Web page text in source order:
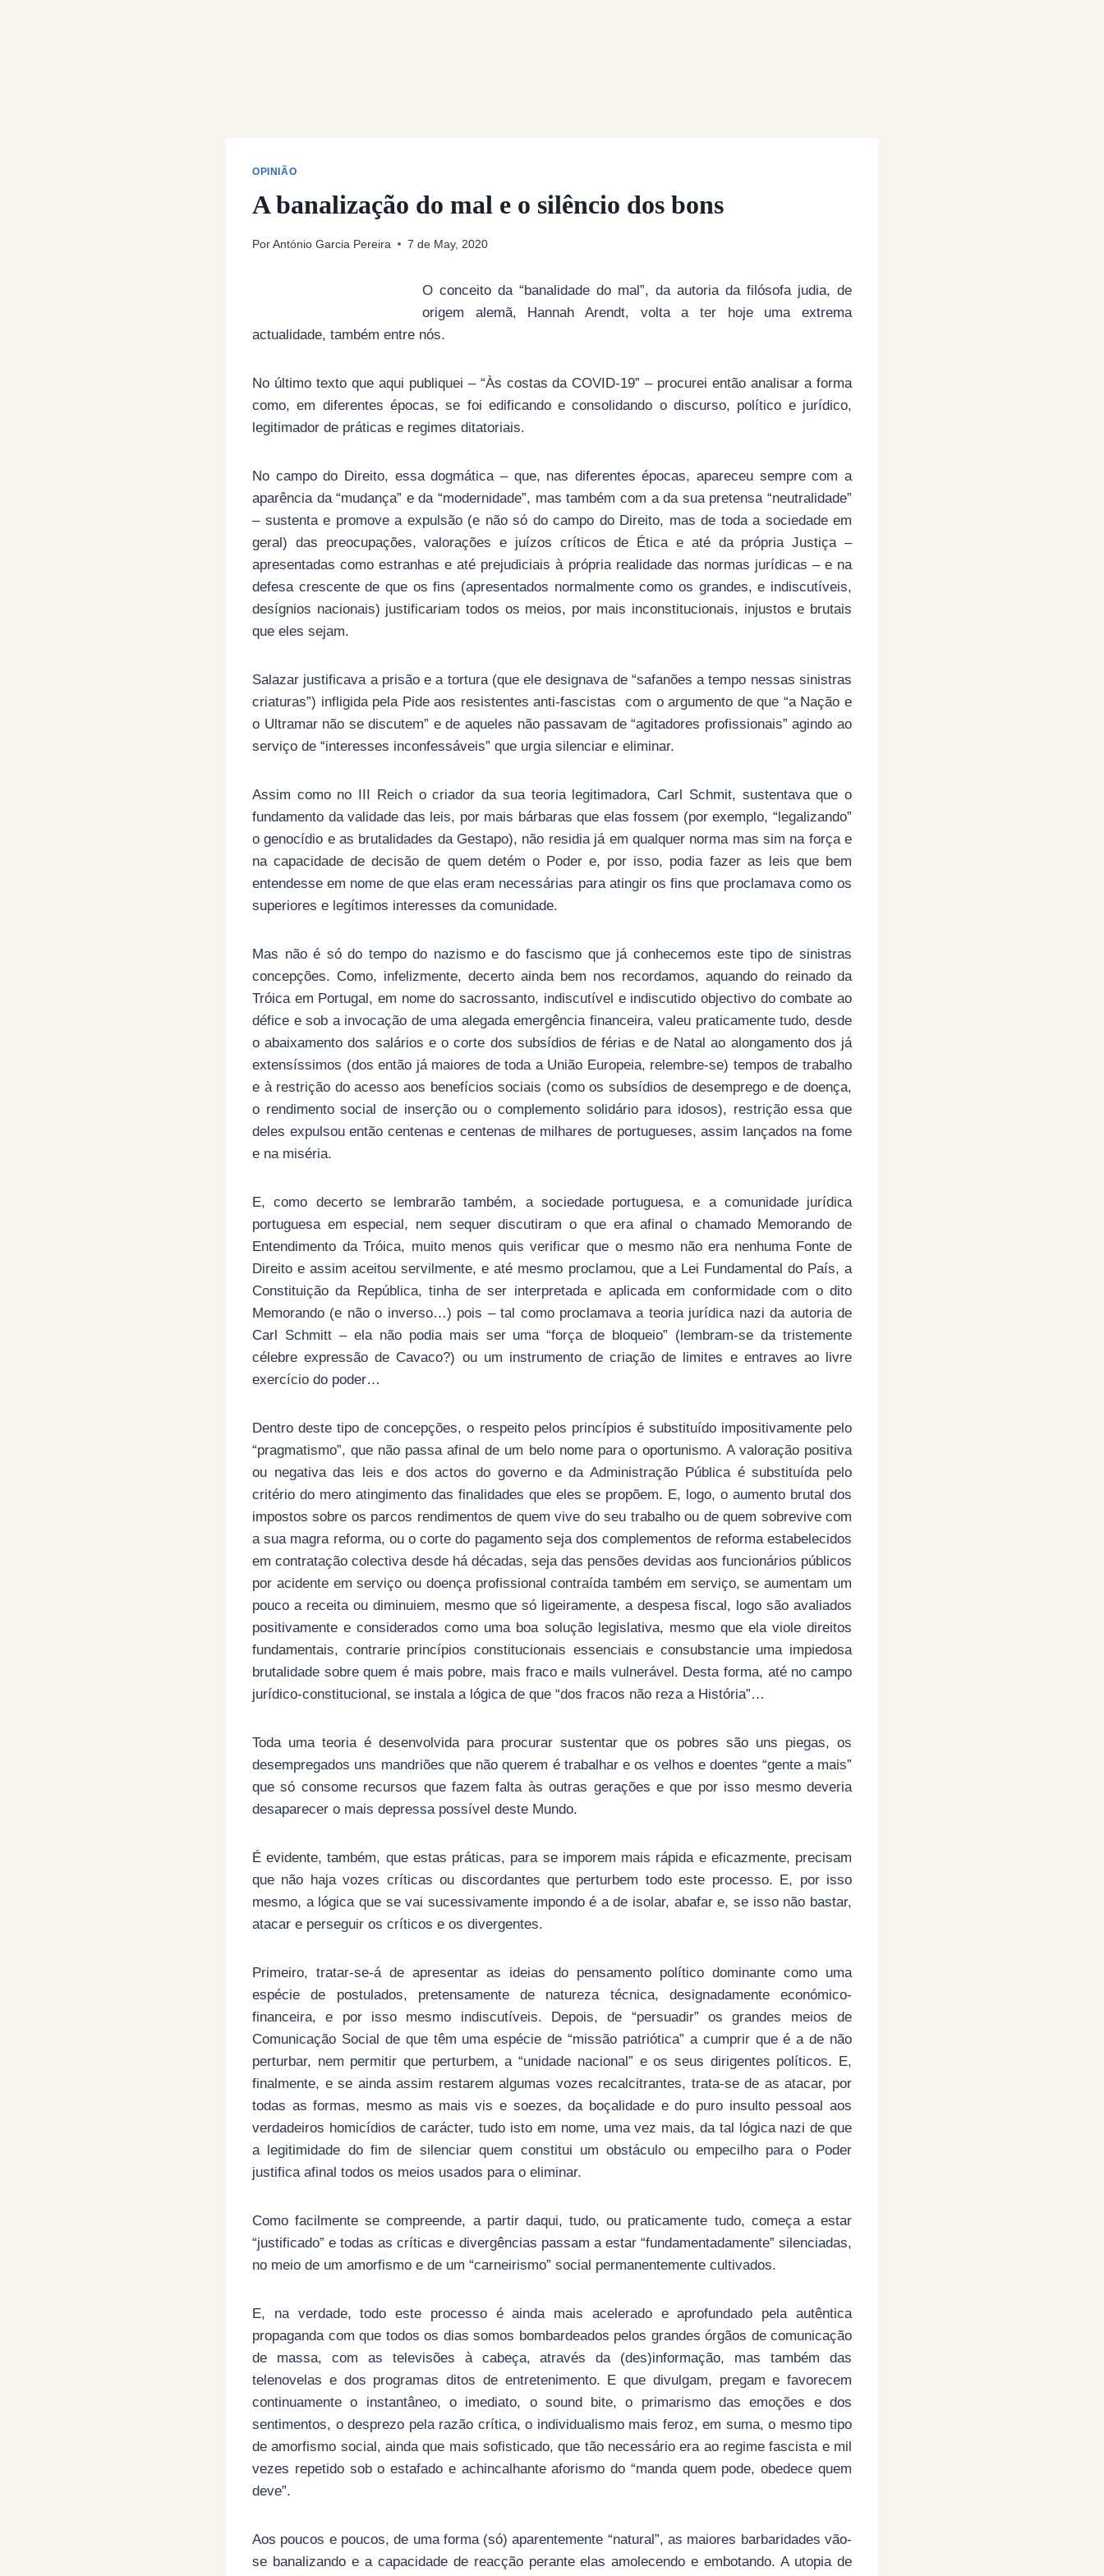
OPINIÃO
A banalização do mal e o silêncio dos bons
Por António Garcia Pereira 7 de May, 2020
O conceito da “banalidade do mal”, da autoria da filósofa judia, de
origem alemã, Hannah Arendt, volta a ter hoje uma extrema
actualidade, também entre nós.
No último texto que aqui publiquei – “Às costas da COVID-19” – procurei então analisar a forma
como, em diferentes épocas, se foi edificando e consolidando o discurso, político e jurídico,
legitimador de práticas e regimes ditatoriais.
No campo do Direito, essa dogmática – que, nas diferentes épocas, apareceu sempre com a
aparência da “mudança” e da “modernidade”, mas também com a da sua pretensa “neutralidade”
– sustenta e promove a expulsão (e não só do campo do Direito, mas de toda a sociedade em
geral) das preocupações, valorações e juízos críticos de Ética e até da própria Justiça –
apresentadas como estranhas e até prejudiciais à própria realidade das normas jurídicas – e na
defesa crescente de que os fins (apresentados normalmente como os grandes, e indiscutíveis,
desígnios nacionais) justificariam todos os meios, por mais inconstitucionais, injustos e brutais
que eles sejam.
Salazar justificava a prisão e a tortura (que ele designava de “safanões a tempo nessas sinistras
criaturas”) infligida pela Pide aos resistentes anti-fascistas com o argumento de que “a Nação e
o Ultramar não se discutem” e de aqueles não passavam de “agitadores profissionais” agindo ao
serviço de “interesses inconfessáveis” que urgia silenciar e eliminar.
Assim como no III Reich o criador da sua teoria legitimadora, Carl Schmit, sustentava que o
fundamento da validade das leis, por mais bárbaras que elas fossem (por exemplo, “legalizando”
o genocídio e as brutalidades da Gestapo), não residia já em qualquer norma mas sim na força e
na capacidade de decisão de quem detém o Poder e, por isso, podia fazer as leis que bem
entendesse em nome de que elas eram necessárias para atingir os fins que proclamava como os
superiores e legítimos interesses da comunidade.
Mas não é só do tempo do nazismo e do fascismo que já conhecemos este tipo de sinistras
concepções. Como, infelizmente, decerto ainda bem nos recordamos, aquando do reinado da
Tróica em Portugal, em nome do sacrossanto, indiscutível e indiscutido objectivo do combate ao
défice e sob a invocação de uma alegada emergência financeira, valeu praticamente tudo, desde
o abaixamento dos salários e o corte dos subsídios de férias e de Natal ao alongamento dos já
extensíssimos (dos então já maiores de toda a União Europeia, relembre-se) tempos de trabalho
e à restrição do acesso aos benefícios sociais (como os subsídios de desemprego e de doença,
o rendimento social de inserção ou o complemento solidário para idosos), restrição essa que
deles expulsou então centenas e centenas de milhares de portugueses, assim lançados na fome
e na miséria.
E, como decerto se lembrarão também, a sociedade portuguesa, e a comunidade jurídica
portuguesa em especial, nem sequer discutiram o que era afinal o chamado Memorando de
Entendimento da Tróica, muito menos quis verificar que o mesmo não era nenhuma Fonte de
Direito e assim aceitou servilmente, e até mesmo proclamou, que a Lei Fundamental do País, a
Constituição da República, tinha de ser interpretada e aplicada em conformidade com o dito
Memorando (e não o inverso…) pois – tal como proclamava a teoria jurídica nazi da autoria de
Carl Schmitt – ela não podia mais ser uma “força de bloqueio” (lembram-se da tristemente
célebre expressão de Cavaco?) ou um instrumento de criação de limites e entraves ao livre
exercício do poder…
Dentro deste tipo de concepções, o respeito pelos princípios é substituído impositivamente pelo
“pragmatismo”, que não passa afinal de um belo nome para o oportunismo. A valoração positiva
ou negativa das leis e dos actos do governo e da Administração Pública é substituída pelo
critério do mero atingimento das finalidades que eles se propõem. E, logo, o aumento brutal dos
impostos sobre os parcos rendimentos de quem vive do seu trabalho ou de quem sobrevive com
a sua magra reforma, ou o corte do pagamento seja dos complementos de reforma estabelecidos
em contratação colectiva desde há décadas, seja das pensões devidas aos funcionários públicos
por acidente em serviço ou doença profissional contraída também em serviço, se aumentam um
pouco a receita ou diminuiem, mesmo que só ligeiramente, a despesa fiscal, logo são avaliados
positivamente e considerados como uma boa solução legislativa, mesmo que ela viole direitos
fundamentais, contrarie princípios constitucionais essenciais e consubstancie uma impiedosa
brutalidade sobre quem é mais pobre, mais fraco e mails vulnerável. Desta forma, até no campo
jurídico-constitucional, se instala a lógica de que “dos fracos não reza a História”…
Toda uma teoria é desenvolvida para procurar sustentar que os pobres são uns piegas, os
desempregados uns mandriões que não querem é trabalhar e os velhos e doentes “gente a mais”
que só consome recursos que fazem falta às outras gerações e que por isso mesmo deveria
desaparecer o mais depressa possível deste Mundo.
É evidente, também, que estas práticas, para se imporem mais rápida e eficazmente, precisam
que não haja vozes críticas ou discordantes que perturbem todo este processo. E, por isso
mesmo, a lógica que se vai sucessivamente impondo é a de isolar, abafar e, se isso não bastar,
atacar e perseguir os críticos e os divergentes.
Primeiro, tratar-se-á de apresentar as ideias do pensamento político dominante como uma
espécie de postulados, pretensamente de natureza técnica, designadamente económico-
financeira, e por isso mesmo indiscutíveis. Depois, de “persuadir” os grandes meios de
Comunicação Social de que têm uma espécie de “missão patriótica” a cumprir que é a de não
perturbar, nem permitir que perturbem, a “unidade nacional” e os seus dirigentes políticos. E,
finalmente, e se ainda assim restarem algumas vozes recalcitrantes, trata-se de as atacar, por
todas as formas, mesmo as mais vis e soezes, da boçalidade e do puro insulto pessoal aos
verdadeiros homicídios de carácter, tudo isto em nome, uma vez mais, da tal lógica nazi de que
a legitimidade do fim de silenciar quem constitui um obstáculo ou empecilho para o Poder
justifica afinal todos os meios usados para o eliminar.
Como facilmente se compreende, a partir daqui, tudo, ou praticamente tudo, começa a estar
“justificado” e todas as críticas e divergências passam a estar “fundamentadamente” silenciadas,
no meio de um amorfismo e de um “carneirismo” social permanentemente cultivados.
E, na verdade, todo este processo é ainda mais acelerado e aprofundado pela autêntica
propaganda com que todos os dias somos bombardeados pelos grandes órgãos de comunicação
de massa, com as televisões à cabeça, através da (des)informação, mas também das
telenovelas e dos programas ditos de entretenimento. E que divulgam, pregam e favorecem
continuamente o instantâneo, o imediato, o sound bite, o primarismo das emoções e dos
sentimentos, o desprezo pela razão crítica, o individualismo mais feroz, em suma, o mesmo tipo
de amorfismo social, ainda que mais sofisticado, que tão necessário era ao regime fascista e mil
vezes repetido sob o estafado e achincalhante aforismo do “manda quem pode, obedece quem
deve”.
Aos poucos e poucos, de uma forma (só) aparentemente “natural”, as maiores barbaridades vão-
se banalizando e a capacidade de reacção perante elas amolecendo e embotando. A utopia de